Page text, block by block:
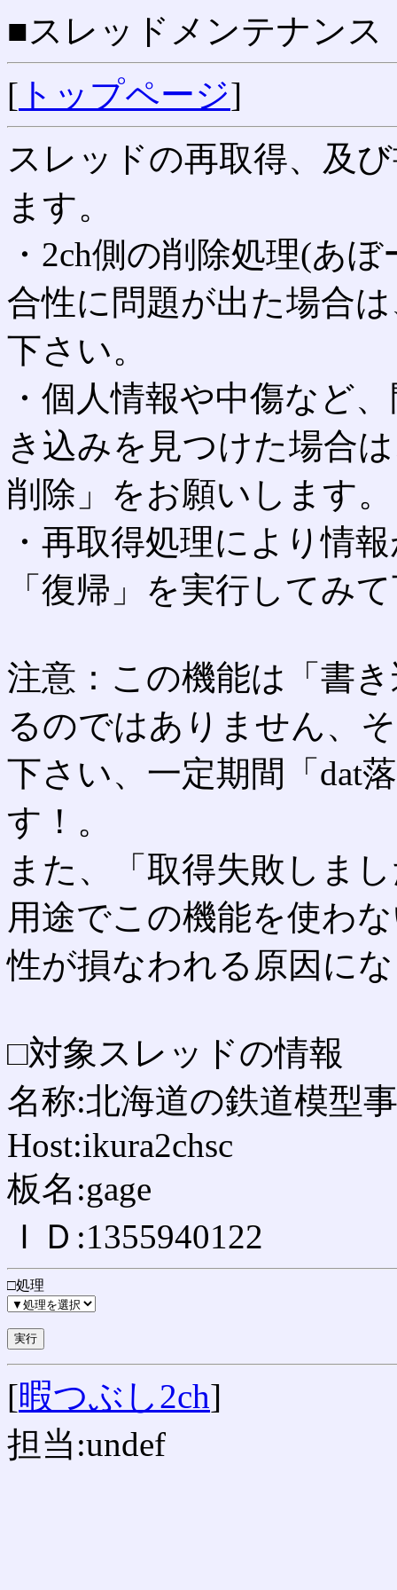
■スレッドメンテナンス
[ トップページ]
スレッドの再取得、及
ます。
・2ch側の削除処理(あ
合性に問題が出た場合
下さい。
・個人情報や中傷など
き込みを見つけた場合
削除」をお願いします。
・再取得処理により情
「復帰」を実行してみ
注意：この機能は「書
るのではありません、
下さい、一定期間「dat
す！。
また、「取得失敗しま
用途でこの機能を使わ
性が損なわれる原因に
□対象スレッドの情報
名称:北海道の鉄道模型
Host:ikura2chsc
板名:gage
ＩＤ:1355940122
□処理
[暇つぶし2ch]
担当:undef